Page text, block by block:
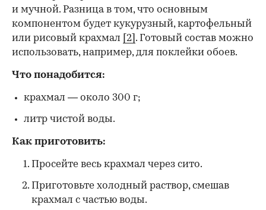
и мучной. Разница в том, что основным
компонентом будет кукурузный, картофельный
или рисовый крахмал
[2] . Готовый состав можно
использовать, например, для поклейки обоев.
Что понадобится:
крахмал — около 300 г;
литр чистой воды.
Как приготовить:
Просейте весь крахмал через сито.
Приготовьте холодный раствор, смешав
крахмал с частью воды.